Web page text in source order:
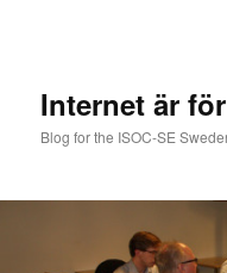
Internet är
Blog for the ISOC-SE